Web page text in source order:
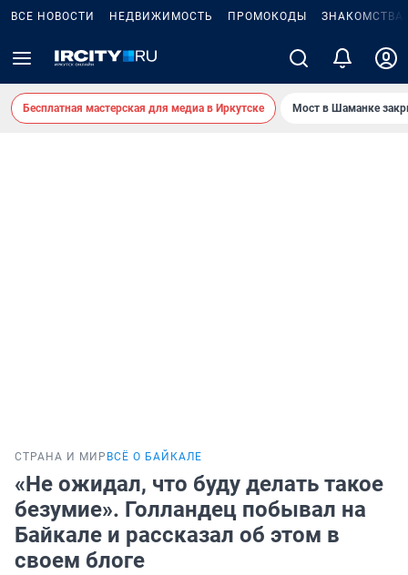
ВСЕ НОВОСТИ НЕДВИЖИМОСТЬ ПРОМОКОДЫ ЗНАКОМСТВА
Бесплатная мастерская для медиа в Иркутске Мост в Шаманке
СТРАНА И МИР ВСЁ О БАЙКАЛЕ
«Не ожидал, что буду делать такое
безумие». Голландец побывал на
Байкале и рассказал об этом в
своем блоге